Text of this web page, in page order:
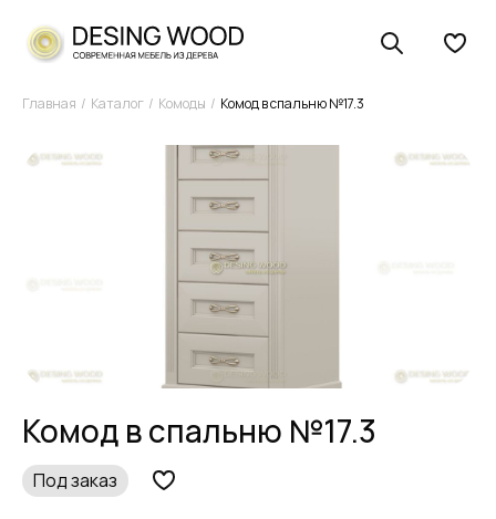
Главная Каталог Комоды Комод в спальню №17.3
Комод в спальню №17.3
Под заказ